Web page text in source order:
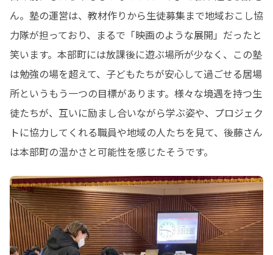
ん。塾の運営は、教材作りから生徒募集まで地域おこし協
力隊が担っており、まるで「映画のような展開」だったと
笑います。本部町には放課後に遊ぶ場所が少なく、この塾
は勉強の場を超えて、子どもたちが安心して過ごせる居場
所というもう一つの目標があります。様々な境遇を持つ生
徒たちが、互いに励まし合いながら学ぶ姿や、プロジェク
トに協力してくれる職員や地域の人たちを見て、後藤さん
は本部町の温かさと可能性を感じたそうです。